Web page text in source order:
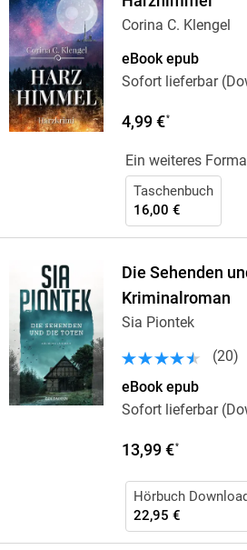
Corina C. Klengel
eBook epub
Sofort lieferbar
4,99 €*
Ein weiteres
Taschenbuch
16,00 €
Die Sehenden
Kriminalroman
Sia Piontek
(20)
eBook epub
Sofort lieferbar
13,99 €*
Hörbuch Download
22,95 €